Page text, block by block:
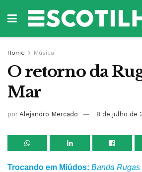
Home Música
O retorno da
Mar
por Alejandro Mercado 8 de julho de
Trocando em Miúdos: Banda Rugas